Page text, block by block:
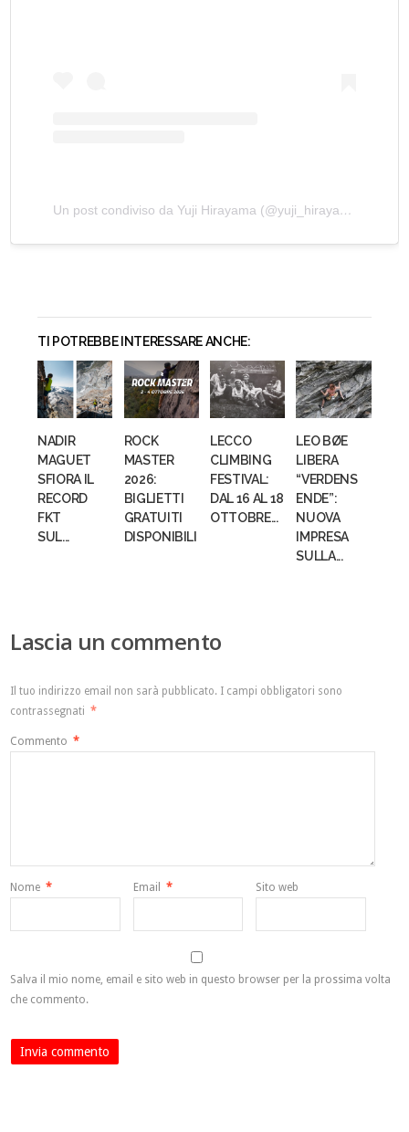
Un post condiviso da Yuji Hirayama (@yuji_hirayama_stonerider)
TI POTREBBE INTERESSARE ANCHE:
NADIR
MAGUET
SFIORA IL
RECORD
FKT
SUL...
ROCK
MASTER
2026:
BIGLIETTI
GRATUITI
DISPONIBILI
LECCO
CLIMBING
FESTIVAL:
DAL 16 AL 18
OTTOBRE...
LEO BØE
LIBERA
“VERDENS
ENDE”:
NUOVA
IMPRESA
SULLA...
Lascia un commento
Il tuo indirizzo email non sarà pubblicato. I campi obbligatori sono
contrassegnati *
Commento *
Nome * Email * Sito web
Salva il mio nome, email e sito web in questo browser per la prossima volta
che commento.